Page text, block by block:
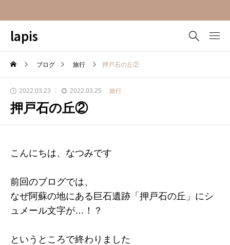
lapis
ブログ 旅行 押戸石の丘②
2022.03.23 2022.03.25 旅行
押戸石の丘②
こんにちは、なつみです
前回のブログでは、
なぜ阿蘇の地にある巨石遺跡「押戸石の丘」にシ
ュメール文字が…！？
というところで終わりました